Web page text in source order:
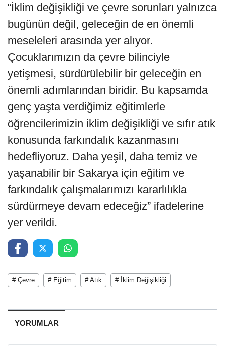
“İklim değişikliği ve çevre sorunları yalnızca
bugünün değil, geleceğin de en önemli
meseleleri arasında yer alıyor.
Çocuklarımızın da çevre bilinciyle
yetişmesi, sürdürülebilir bir geleceğin en
önemli adımlarından biridir. Bu kapsamda
genç yaşta verdiğimiz eğitimlerle
öğrencilerimizin iklim değişikliği ve sıfır atık
konusunda farkındalık kazanmasını
hedefliyoruz. Daha yeşil, daha temiz ve
yaşanabilir bir Sakarya için eğitim ve
farkındalık çalışmalarımızı kararlılıkla
sürdürmeye devam edeceğiz” ifadelerine
yer verildi.
# Çevre # Eğitim # Atık # İklim Değişikliği
YORUMLAR